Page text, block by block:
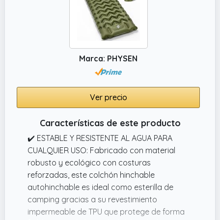
articulaciones están reforzadas para hacer
que las esquinas curvas sean más suaves y
tienen una mejor estanqueidad del aire y
✔️ Información sobre los accesorios: Air track
gimnasia artística. Al comprar nuestro
gratuita, 1 kit de reparación (sin pegamento)
y 1 bolsa con asa.
Marca: PHYSEN
Ver precio
Características de este producto
✔️ ESTABLE Y RESISTENTE AL AGUA PARA
CUALQUIER USO: Fabricado con material
robusto y ecológico con costuras
reforzadas, este colchón hinchable
autohinchable es ideal como esterilla de
camping gracias a su revestimiento
impermeable de TPU que protege de forma